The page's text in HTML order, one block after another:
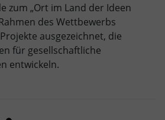
zum „Ort im Land der Ideen
des Wettbewerbs
ausgezeichnet, die
für gesellschaftliche
entwickeln.